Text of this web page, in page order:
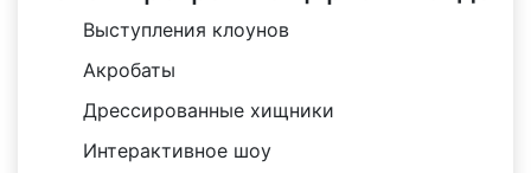
Выступления клоунов
Акробаты
Дрессированные хищники
Интерактивное шоу